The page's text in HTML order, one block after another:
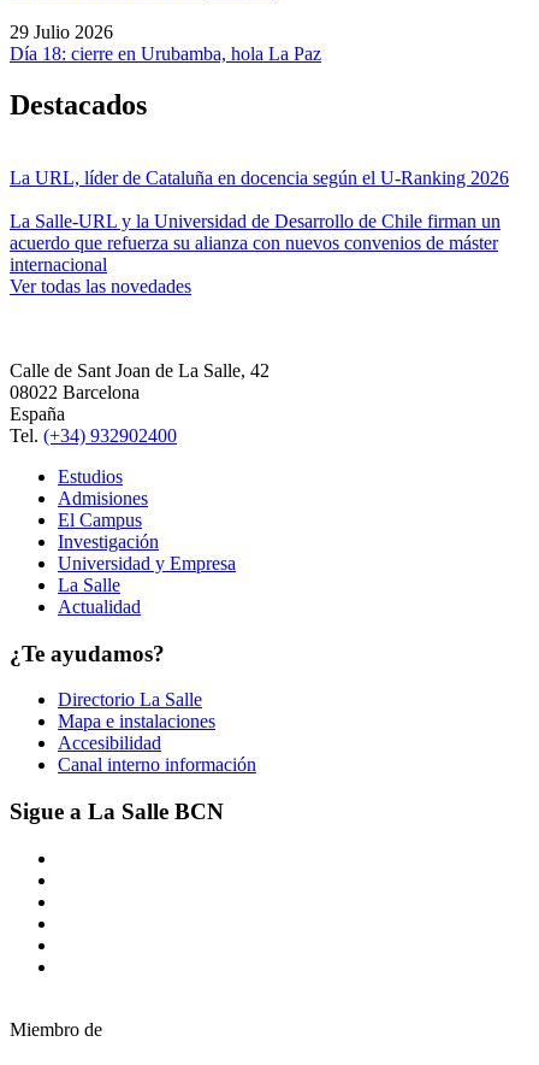
29 Julio 2026
Día 18: cierre en Urubamba, hola La Paz
Destacados
La URL, líder de Cataluña en docencia según el U-Ranking 2026
La Salle-URL y la Universidad de Desarrollo de Chile firman un
acuerdo que refuerza su alianza con nuevos convenios de máster
internacional
Ver todas las novedades
Calle de Sant Joan de La Salle, 42
08022 Barcelona
España
Tel. (+34) 932902400
Estudios
Admisiones
El Campus
Investigación
Universidad y Empresa
La Salle
Actualidad
¿Te ayudamos?
Directorio La Salle
Mapa e instalaciones
Accesibilidad
Canal interno información
Sigue a La Salle BCN
Miembro de